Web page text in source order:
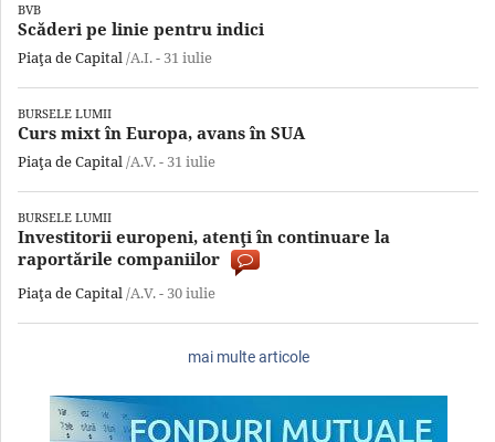
BVB
Scăderi pe linie pentru indici
Piaţa de Capital /A.I. - 31 iulie
BURSELE LUMII
Curs mixt în Europa, avans în SUA
Piaţa de Capital /A.V. - 31 iulie
BURSELE LUMII
Investitorii europeni, atenţi în continuare la
raportările companiilor
Piaţa de Capital /A.V. - 30 iulie
mai multe articole